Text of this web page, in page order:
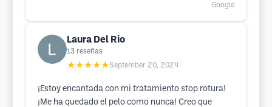
Google
Laura Del Rio
13 reseñas
★★★★★September 20, 2024
¡Estoy encantada con mi tratamiento stop rotura!
¡Me ha quedado el pelo como nunca! Creo que